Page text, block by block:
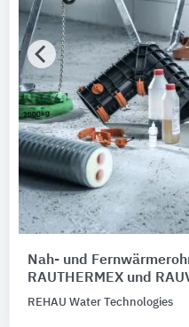
Nah- und
RAUTHERMEX und
REHAU Water Technologies